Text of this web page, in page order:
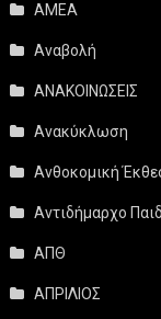
ΑΜΕΑ
Αναβολή
ΑΝΑΚΟΙΝΩΣΕΙΣ
Ανακύκλωση
Ανθοκομική
Αντιδήμαρχο
ΑΠΘ
ΑΠΡΙΛΙΟΣ